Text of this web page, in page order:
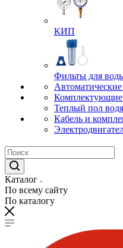
КИП
Фильты для
Комплектующие
Теплый пол
Кабель и
Каталог
По всему сайту
По каталогу